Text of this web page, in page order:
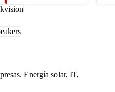
Energía solar, IT,